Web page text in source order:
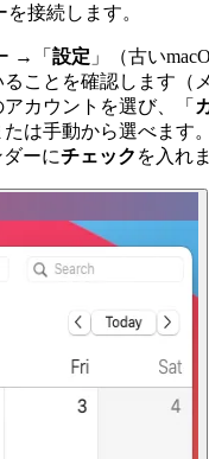
接続します。
→「 設定 」（古い
ことを確認します（
カウントを選び、「
は手動から選べま
ーにチェック を入れ